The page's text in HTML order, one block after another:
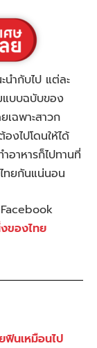
ะนำกับไป แต่ละ
แบบฉบับของ
เฉพาะสาวก
องไปโดนให้ได้
อาหารก็ไปทานที่
ทยกันแน่นอน
ของไทย
ฟินเหมือนไป